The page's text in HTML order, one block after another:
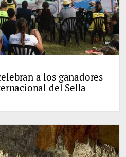
a los ganadores
del Sella